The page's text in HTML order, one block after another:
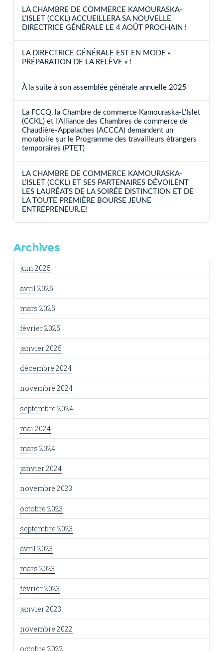
LA CHAMBRE DE COMMERCE KAMOURASKA-
L’ISLET (CCKL) ACCUEILLERA SA NOUVELLE
DIRECTRICE GÉNÉRALE LE 4 AOÛT PROCHAIN !
LA DIRECTRICE GÉNÉRALE EST EN MODE «
PRÉPARATION DE LA RELÈVE » !
À la suite à son assemblée générale annuelle 2025
La FCCQ, la Chambre de commerce Kamouraska-L’Islet
(CCKL) et l’Alliance des Chambres de commerce de
Chaudière-Appalaches (ACCCA) demandent un
moratoire sur le Programme des travailleurs étrangers
temporaires (PTET)
LA CHAMBRE DE COMMERCE KAMOURASKA-
L’ISLET (CCKL) ET SES PARTENAIRES DÉVOILENT
LES LAURÉATS DE LA SOIRÉE DISTINCTION ET DE
LA TOUTE PREMIÈRE BOURSE JEUNE
ENTREPRENEUR.E!
Archives
juin 2025
avril 2025
mars 2025
février 2025
janvier 2025
décembre 2024
novembre 2024
septembre 2024
mai 2024
mars 2024
janvier 2024
novembre 2023
octobre 2023
septembre 2023
avril 2023
mars 2023
février 2023
janvier 2023
novembre 2022
octobre 2022